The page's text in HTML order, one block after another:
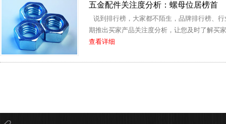
五金配件关注度分析：螺母位居榜首
说到排行榜，大家都不陌生，品牌排行榜、
期推出买家产品关注度分析，让您及时了解买
查看详细